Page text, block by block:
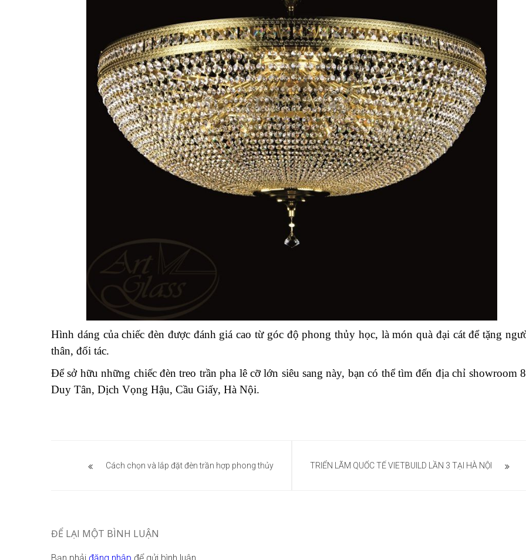
Hình dáng của chiếc đèn được đánh giá cao từ góc độ phong thủy học, là món quà đại cát để tặng
thân, đối tác.
Để sở hữu những chiếc đèn treo trần pha lê cỡ lớn siêu sang này, bạn có thể tìm đến địa chỉ showroom
Duy Tân, Dịch Vọng Hậu, Cầu Giấy, Hà Nội.
hướng
Cách chọn và lắp đặt đèn trần hợp phong thủy TRIỂN LÃM QUỐC TẾ VIETBUILD LẦN 3 TẠI HÀ NỘI
ĐỂ LẠI MỘT BÌNH LUẬN